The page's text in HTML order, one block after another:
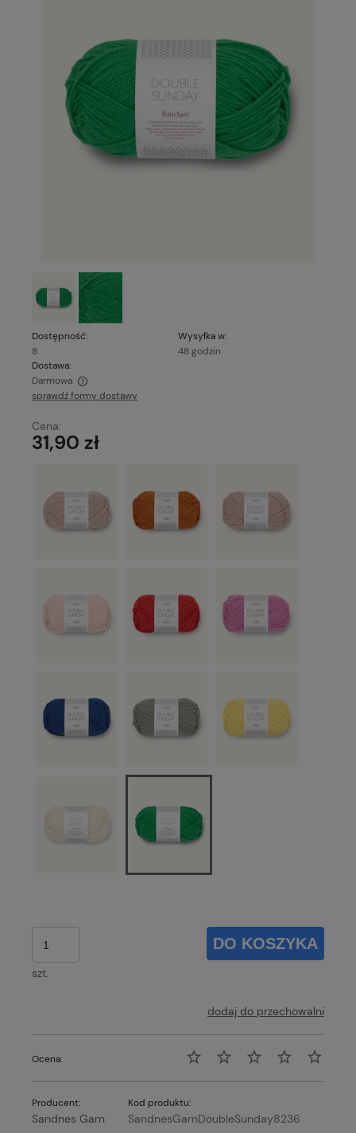
Dostępność:
8
Wysyłka w:
48 godzin
Dostawa:
Darmowa
Cena nie zawiera ewentualnych kosztów płatności
sprawdź formy dostawy
Cena:
31,90 zł
szt.
DO KOSZYKA
dodaj do przechowalni
Ocena:
Producent:
Sandnes Garn
Kod produktu:
SandnesGarnDoubleSunday8236